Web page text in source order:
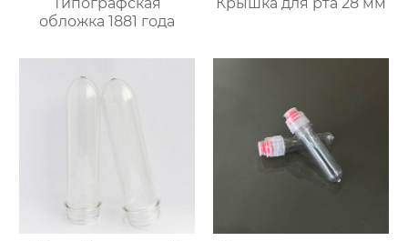
обложка 1881 года